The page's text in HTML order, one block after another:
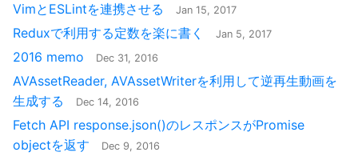
VimとESLintを連携させる Jan 15, 2017
Reduxで利用する定数を楽に書く Jan 5, 2017
2016 memo Dec 31, 2016
AVAssetReader, AVAssetWriterを利用して逆再生動画を
生成する
Dec 14, 2016
Fetch API response.json()のレスポンスがPromise
objectを返す
Dec 9, 2016